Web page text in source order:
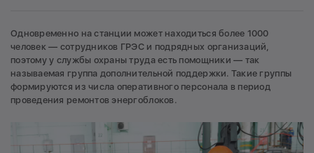
Одновременно на станции может находиться более 1000
человек — сотрудников ГРЭС и подрядных организаций,
поэтому у службы охраны труда есть помощники — так
называемая группа дополнительной поддержки. Такие группы
формируются из числа оперативного персонала в период
проведения ремонтов энергоблоков.